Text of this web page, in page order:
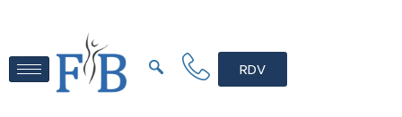
RDV